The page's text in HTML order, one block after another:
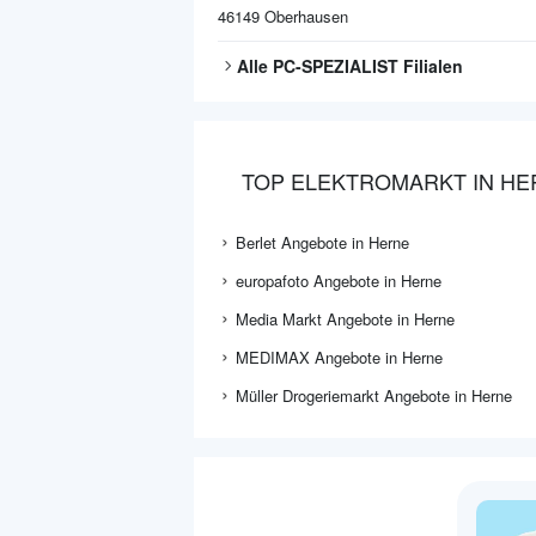
46149 Oberhausen
Alle PC-SPEZIALIST Filialen
TOP ELEKTROMARKT IN
Berlet Angebote in Herne
europafoto Angebote in Herne
Media Markt Angebote in Herne
MEDIMAX Angebote in Herne
Müller Drogeriemarkt Angebote in Herne